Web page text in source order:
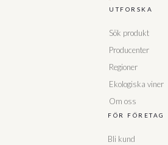
UTFORSKA
Sök produkt
Producenter
Regioner
Ekologiska viner
Om oss
FÖR FÖRETAG
Bli kund